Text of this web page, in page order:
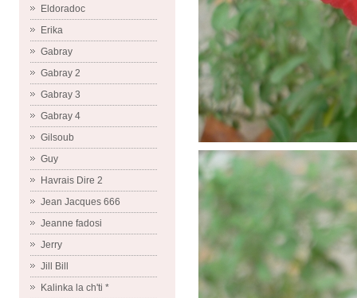
Eldoradoc
Erika
Gabray
Gabray 2
Gabray 3
Gabray 4
Gilsoub
Guy
Havrais Dire 2
Jean Jacques 666
Jeanne fadosi
Jerry
Jill Bill
Kalinka la ch'ti *